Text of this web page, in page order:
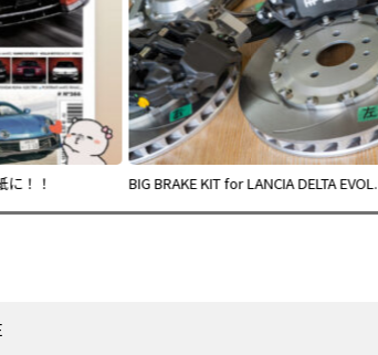
に！！ BIG BRAKE KIT for LANCIA DELTA EVOL.